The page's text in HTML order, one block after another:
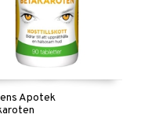
Apotek